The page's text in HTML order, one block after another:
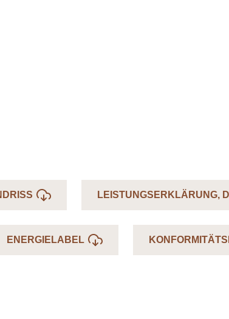
LEISTUNGSERKLÄRUNG,
ENERGIELABEL